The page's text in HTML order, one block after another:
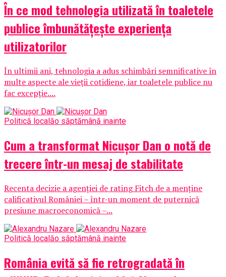
În ce mod tehnologia utilizată în toaletele
publice îmbunătățește experiența
utilizatorilor
În ultimii ani, tehnologia a adus schimbări semnificative în
multe aspecte ale vieții cotidiene, iar toaletele publice nu
fac excepție....
Politică localăo săptămână inainte
Cum a transformat Nicușor Dan o notă de
trecere într-un mesaj de stabilitate
Recenta decizie a agenției de rating Fitch de a menține
calificativul României – într-un moment de puternică
presiune macroeconomică –...
Politică localăo săptămână inainte
România evită să fie retrogradată în